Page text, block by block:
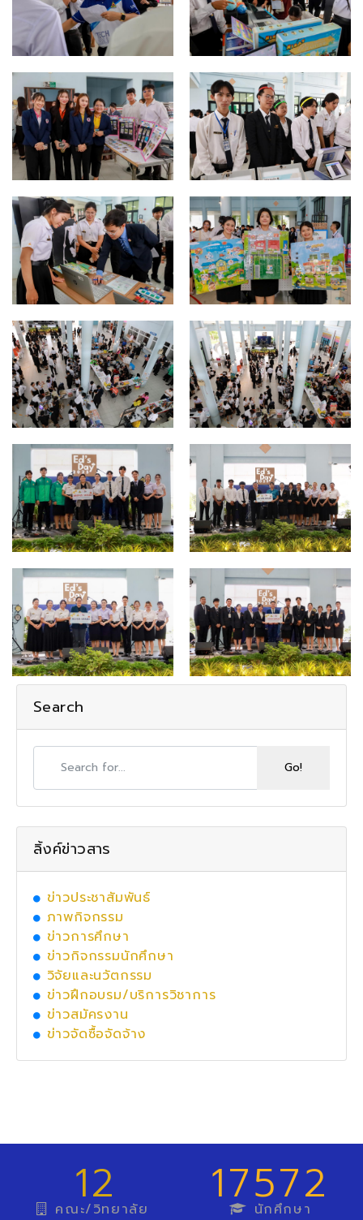
Search
ลิ้งค์ข่าวสาร
ข่าวประชาสัมพันธ์
ภาพกิจกรรม
ข่าวการศึกษา
ข่าวกิจกรรมนักศึกษา
วิจัยและนวัตกรรม
ข่าวฝึกอบรม/บริการวิชาการ
ข่าวสมัครงาน
ข่าวจัดซื้อจัดจ้าง
12
คณะ/วิทยาลัย 17572
นักศึกษา